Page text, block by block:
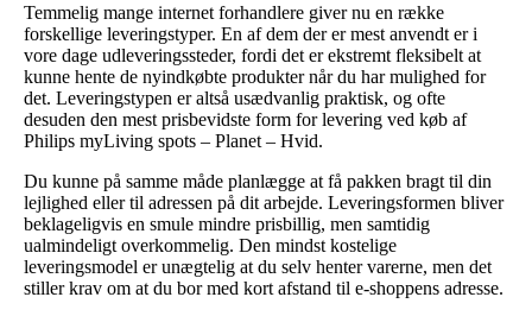
Temmelig mange internet forhandlere giver nu en række
forskellige leveringstyper. En af dem der er mest anvendt er i
vore dage udleveringssteder, fordi det er ekstremt fleksibelt at
kunne hente de nyindkøbte produkter når du har mulighed for
det. Leveringstypen er altså usædvanlig praktisk, og ofte
desuden den mest prisbevidste form for levering ved køb af
Philips myLiving spots – Planet – Hvid.
Du kunne på samme måde planlægge at få pakken bragt til din
lejlighed eller til adressen på dit arbejde. Leveringsformen bliver
beklageligvis en smule mindre prisbillig, men samtidig
ualmindeligt overkommelig. Den mindst kostelige
leveringsmodel er unægtelig at du selv henter varerne, men det
stiller krav om at du bor med kort afstand til e-shoppens adresse.